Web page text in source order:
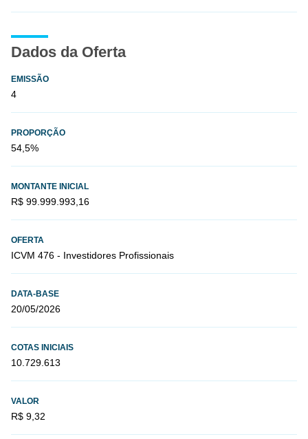
Dados da Oferta
EMISSÃO
4
PROPORÇÃO
54,5%
MONTANTE INICIAL
R$ 99.999.993,16
OFERTA
ICVM 476 - Investidores Profissionais
DATA-BASE
20/05/2026
COTAS INICIAIS
10.729.613
VALOR
R$ 9,32